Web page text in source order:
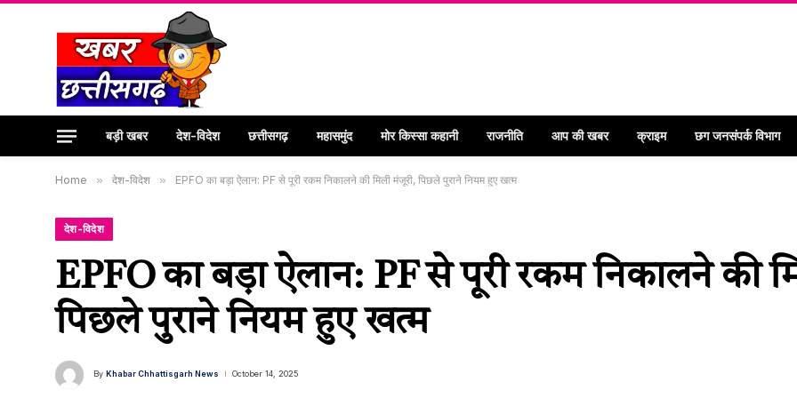
बड़ी खबर देश-विदेश छत्तीसगढ़ महासमुंद मोर किस्सा कहानी राजनीति आप की खबर क्राइम छग जनसंपर्क विभाग
Home » देश-विदेश » EPFO का बड़ा ऐलान: PF से पूरी रकम निकालने की मिली मंजूरी, पिछले पुराने नियम हुए खत्म
देश-विदेश
EPFO का बड़ा ऐलान: PF से पूरी रकम निकालने की
पिछले पुराने नियम हुए खत्म
By Khabar Chhattisgarh News October 14, 2025